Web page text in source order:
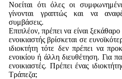
Νοείται ότι όλες οι
γίνονται γραπτώς και να
συμβάσεις.
Επιπλέον, πρέπει να είναι
ενοικιαστής βρίσκεται σε
ιδιοκτήτη τότε δεν πρέπει να
ενοικίου ή άλλη διευθέτηση. Για
ενοικιαστές. Πρέπει ένας
Τράπεζα;